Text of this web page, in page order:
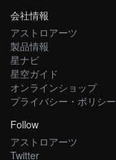
会社情報
アストロアーツ
製品情報
星ナビ
星空ガイド
オンラインショップ
プライバシー・ポリシー
Follow
アストロアーツ
Twitter